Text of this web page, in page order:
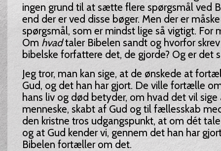
ingen grund til at sætte flere spørgsmål ved
end der er ved disse bøger. Men der er
spørgsmål, som er mindst lige så vigtigt. For
Om hvadtaler Bibelen sandt og hvorfor
bibelske forfattere det, de gjorde? Og er det
Jeg tror, man kan sige, at de ønskede at
Gud, og det han har gjort. De ville fortælle
hans liv og død betyder, om hvad det vil
menneske, skabt af Gud og til fællesskab
den kristne tros udgangspunkt, at om dét
og at Gud kender vi, gennem det han har
Bibelen fortæller om det.